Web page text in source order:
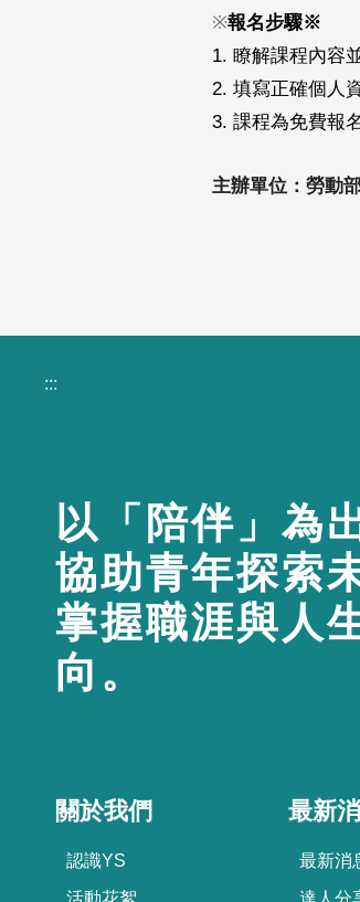
※報名步驟※
1. 瞭解課程內容
2. 填寫正確個人
3. 課程為免費報
主辦單位：勞動
:::
以「陪伴」為
協助青年探索
掌握職涯與人
向。
關於我們
認識YS
活動花絮
最新
最新消
達人分